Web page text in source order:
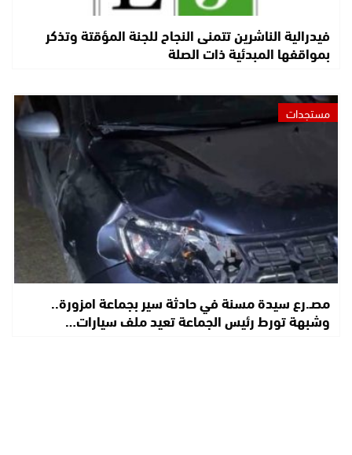
فيدرالية الناشرين تتمنى النجاح للجنة المؤقتة وتذكر
بمواقفها المبدئية ذات الصلة
مستجدات
مصـ.رع سيدة مسنة في حادثة سير بجماعة امزورة..
وشبهة تورط رئيس الجماعة تعيد ملف سيارات…